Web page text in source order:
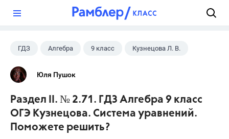
ГДЗ Алгебра 9 класс Кузнецова Л. В.
Юля Пушок
Раздел II. № 2.71. ГДЗ Алгебра 9 класс
ОГЭ Кузнецова. Система уравнений.
Поможете решить?